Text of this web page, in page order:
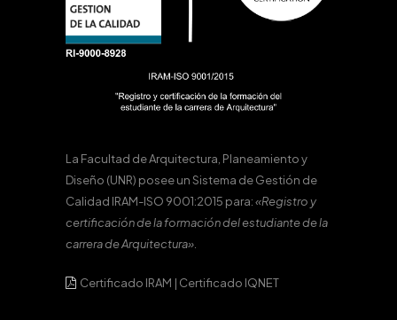
La Facultad de Arquitectura, Planeamiento y
Diseño (UNR) posee un Sistema de Gestión de
Calidad IRAM-ISO 9001:2015 para:«Registro y
certificación de la formación del estudiante de la
carrera de Arquitectura».
Certificado IRAM | Certificado IQNET